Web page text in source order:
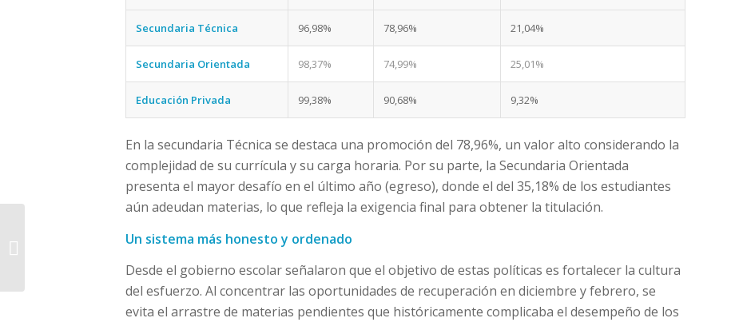
Secundaria Técnica 96,98% 78,96% 21,04%
Secundaria Orientada 98,37% 74,99% 25,01%
Educación Privada 99,38% 90,68% 9,32%
En la secundaria Técnica se destaca una promoción del 78,96%, un valor alto considerando la
complejidad de su currícula y su carga horaria. Por su parte, la Secundaria Orientada
presenta el mayor desafío en el último año (egreso), donde el del 35,18% de los estudiantes
aún adeudan materias, lo que refleja la exigencia final para obtener la titulación.
Un sistema más honesto y ordenado
Desde el gobierno escolar señalaron que el objetivo de estas políticas es fortalecer la cultura
del esfuerzo. Al concentrar las oportunidades de recuperación en diciembre y febrero, se
evita el arrastre de materias pendientes que históricamente complicaba el desempeño de los